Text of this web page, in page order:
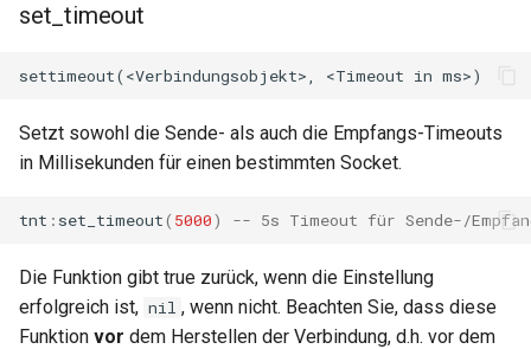
form-input
geoip
google
hmac-secure-link
set_timeout
Setzt sowohl die Sende- als auch die Empfangs-Timeouts
in Millisekunden für einen bestimmten Socket.
tnt : set_timeout( 5000) -- 5s Timeout für Sende-/
Die Funktion gibt true zurück, wenn die Einstellung
erfolgreich ist, nil , wenn nicht. Beachten Sie, dass diese
Funktion vor dem Herstellen der Verbindung, d.h. vor dem